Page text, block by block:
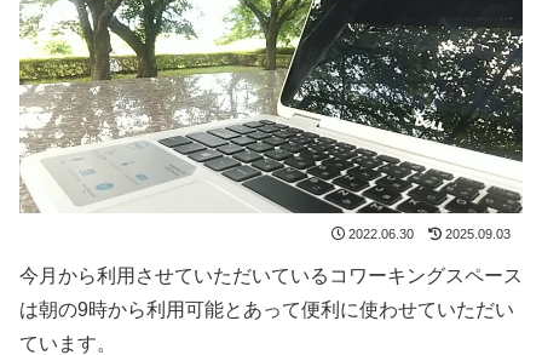
2022.06.30 2025.09.03
今月から利用させていただいているコワーキングスペース
は朝の9時から利用可能とあって便利に使わせていただい
ています。